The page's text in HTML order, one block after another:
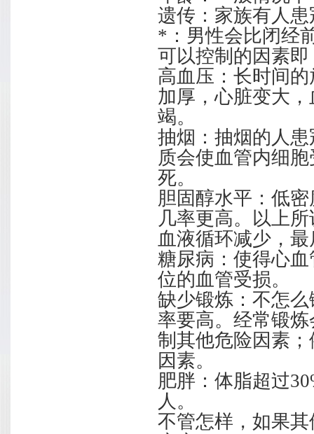
遗传：家族有人
*：男性会比闭经
可以控制的因素即
高血压：长时间
加厚，心脏变大
竭。
抽烟：抽烟的人
质会使血管内细
死。
胆固醇水平：低
几率更高。以上
血液循环减少，
糖尿病：使得心
位的血管受损。
缺少锻炼：不怎
率要高。经常锻
制其他危险因素
因素。
肥胖：体脂超过
人。
不管怎样，如果